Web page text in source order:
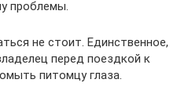
проблемы.
не стоит. Единственное,
перед поездкой к
питомцу глаза.